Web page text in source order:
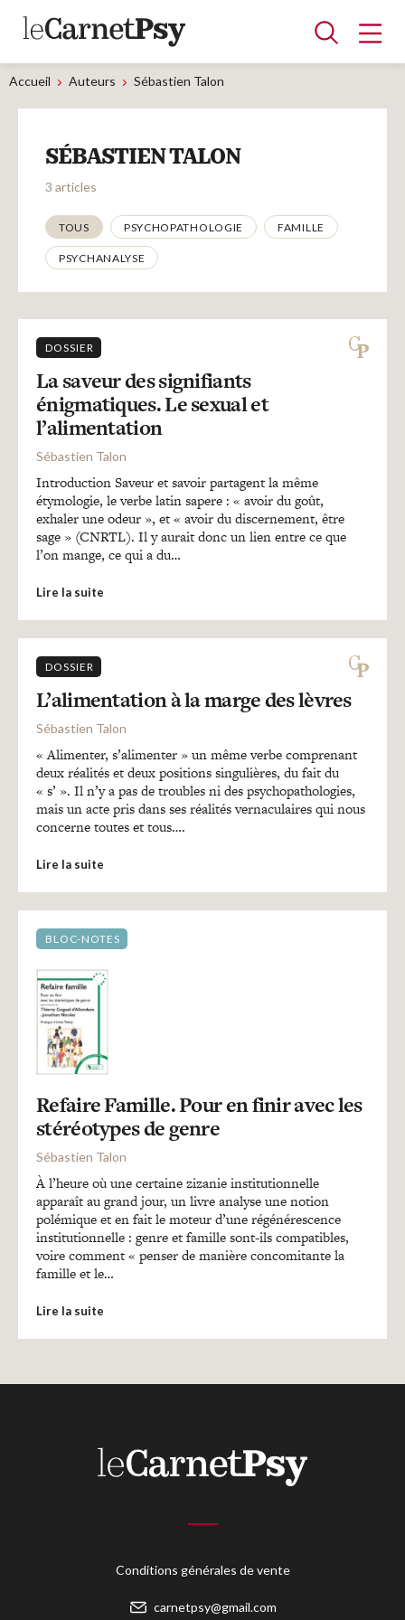
Articles
A la une
Adolescence
Dispositif
Enfance
Périnatalité
Psychanalyse
Psychopathologie
Soin
Dossiers
Blocs-notes
Recherches
Revues
Colloque
Mon panier
Mon compte
Accueil Auteurs Sébastien Talon
SÉBASTIEN TALON
3 articles
Thématiques
TOUS PSYCHOPATHOLOGIE FAMILLE
PSYCHANALYSE
DOSSIER
La saveur des signifiants
énigmatiques. Le sexual et
l’alimentation
Sébastien Talon
Introduction Saveur et savoir partagent la même
étymologie, le verbe latin sapere : « avoir du goût,
exhaler une odeur », et « avoir du discernement, être
sage » (CNRTL). Il y aurait donc un lien entre ce que
l’on mange, ce qui a du…
Lire la suite
DOSSIER
L’alimentation à la marge des lèvres
Sébastien Talon
« Alimenter, s’alimenter » un même verbe comprenant
deux réalités et deux positions singulières, du fait du
« s’ ». Il n’y a pas de troubles ni des psychopathologies,
mais un acte pris dans ses réalités vernaculaires qui nous
concerne toutes et tous….
Lire la suite
BLOC-NOTES
Refaire Famille. Pour en finir avec les
stéréotypes de genre
Sébastien Talon
À l’heure où une certaine zizanie institutionnelle
apparaît au grand jour, un livre analyse une notion
polémique et en fait le moteur d’une régénérescence
institutionnelle : genre et famille sont-ils compatibles,
voire comment « penser de manière concomitante la
famille et le…
Lire la suite
Conditions générales de vente
carnetpsy@gmail.com